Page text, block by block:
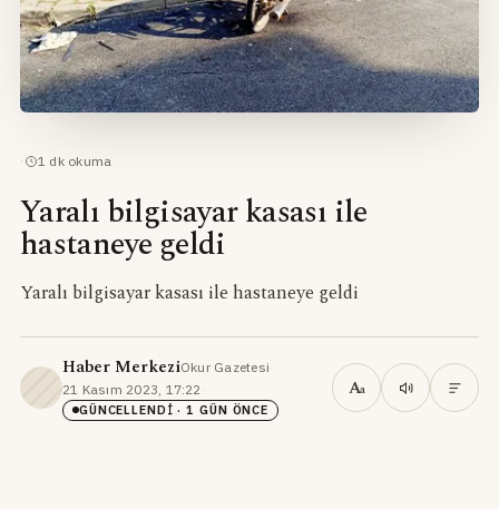
· 1 dk okuma
Yaralı bilgisayar kasası ile
hastaneye geldi
Yaralı bilgisayar kasası ile hastaneye geldi
Haber MerkeziOkur Gazetesi·
21 Kasım 2023, 17:22 ·
GÜNCELLENDI · 1 GÜN ÖNCE
Aa